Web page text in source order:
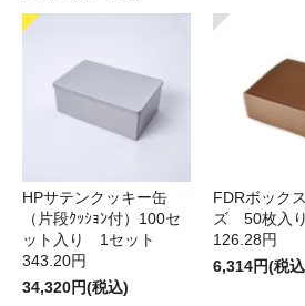
HPサテンクッキー缶
（片段ｸｯｼｮﾝ付）100セ
ット入り 1セット
343.20円
34,320円(税込)
FDRボック
ズ 50枚入
126.28円
6,314円(税